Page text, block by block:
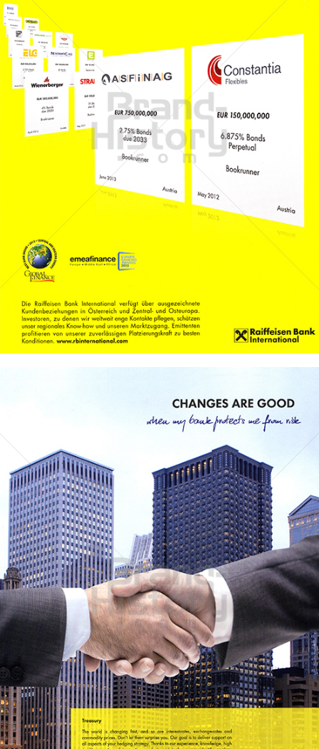
Raiffeisen Bank International
Raiffeisen Bankengruppe Österreich
Bild-ID: 68221
Raiffeisen Bank International
Raiffeisen Bankengruppe Österreich
2013